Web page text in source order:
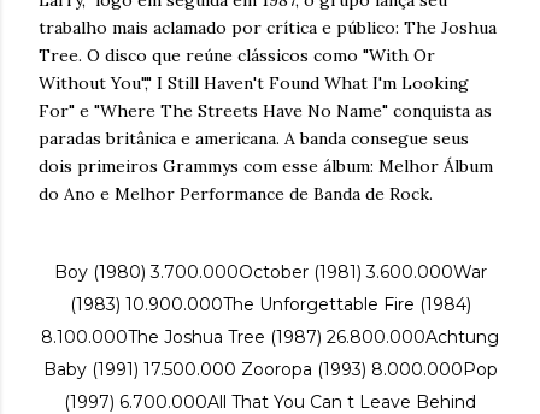
trabalho mais aclamado por crítica e público: The Joshua
Tree. O disco que reúne clássicos como "With Or
Without You"," I Still Haven't Found What I'm Looking
For" e "Where The Streets Have No Name" conquista as
paradas britânica e americana. A banda consegue seus
dois primeiros Grammys com esse álbum: Melhor Álbum
do Ano e Melhor Performance de Banda de Rock.
Boy (1980) 3.700.000October (1981) 3.600.000War
(1983) 10.900.000The Unforgettable Fire (1984)
8.100.000The Joshua Tree (1987) 26.800.000Achtung
Baby (1991) 17.500.000 Zooropa (1993) 8.000.000Pop
(1997) 6.700.000All That You Can t Leave Behind